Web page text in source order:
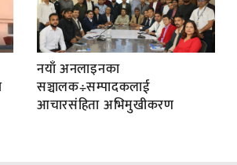
नयाँ अनलाइनका
सञ्चालक÷सम्पादकलाई
आचारसंहिता अभिमुखीकरण